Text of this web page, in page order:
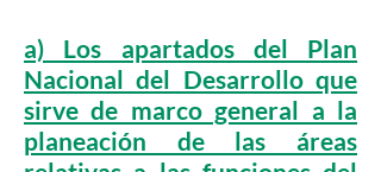
a) Los apartados del Plan
Nacional del Desarrollo que
sirve de marco general a la
planeación de las áreas